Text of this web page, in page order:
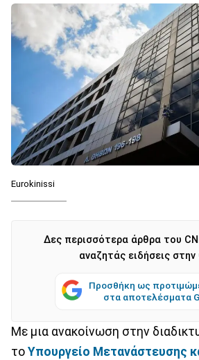
Eurokinissi
Δες περισσότερα άρθρα του
αναζητάς ειδήσεις
Προσθήκη ως
στα αποτελέσματα
Με μια ανακοίνωση στην
το Υπουργείο Μετανάστευσης